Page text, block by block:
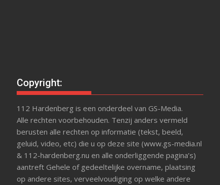
Copyright:
112 Hardenberg is een onderdeel van GS-Media.
Alle rechten voorbehouden. Tenzij anders vermeld
berusten alle rechten op informatie (tekst, beeld,
geluid, video, etc) die u op deze site (www.gs-media.nl
& 112-hardenberg.nu en alle onderliggende pagina’s)
aantreft Gehele of gedeeltelijke overname, plaatsing
op andere sites, verveelvoudiging op welke andere